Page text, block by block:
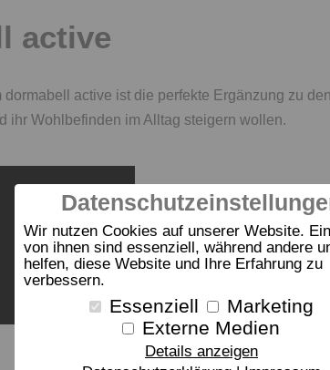
Wir nutzen Cookies auf unserer Website.
von ihnen sind essenziell, während andere
helfen, diese Website und Ihre Erfahrung zu
verbessern.
Essenziell
Marketing
Externe Medien
Details anzeigen
active
dormabell active ist die perfekte Ergänzung zu
ihr Wohlbefinden im Alltag steigern wollen.